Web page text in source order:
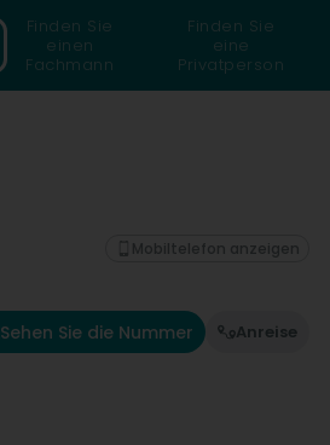
Finden Sie
einen
Fachmann
Finden Sie
eine
Privatperson
Sehen Sie die Nummer Anreise
Mobiltelefon anzeigen